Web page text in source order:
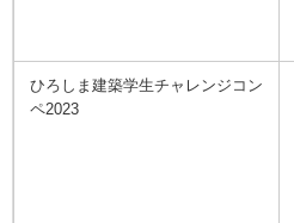
ひろしま建築学生チャレンジコン
ペ2023